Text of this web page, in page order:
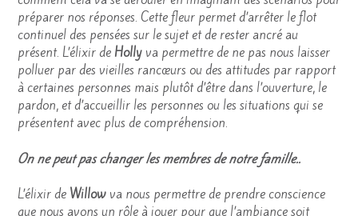
préparer nos réponses. Cette fleur permet d’arrêter le flot
continuel des pensées sur le sujet et de rester ancré au
présent. L’élixir de Holly va permettre de ne pas nous laisser
polluer par des vieilles rancœurs ou des attitudes par rapport
à certaines personnes mais plutôt d’être dans l’ouverture, le
pardon, et d’accueillir les personnes ou les situations qui se
présentent avec plus de compréhension.
On ne peut pas changer les membres de notre famille..
L’élixir de Willow va nous permettre de prendre conscience
que nous avons un rôle à jouer pour que l’ambiance soit